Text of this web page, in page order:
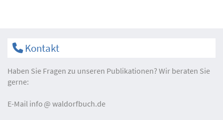
Kontakt
Haben Sie Fragen zu unseren Publikationen? Wir beraten Sie
gerne:
E-Mail info waldorfbuch.de